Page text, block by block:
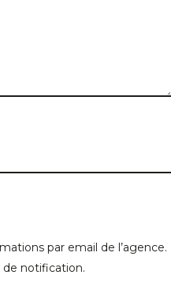
par email de l’agence.
de notification.